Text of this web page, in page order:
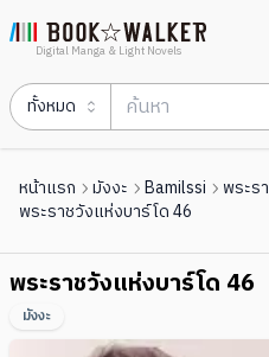
Digital Manga & Light Novels
ทั้งหมด
หน้าแรก มังงะ Bamilssi
พระร
พระราชวังแห่งบาร์โด 46
พระราชวังแห่งบาร์โด 46
มังงะ